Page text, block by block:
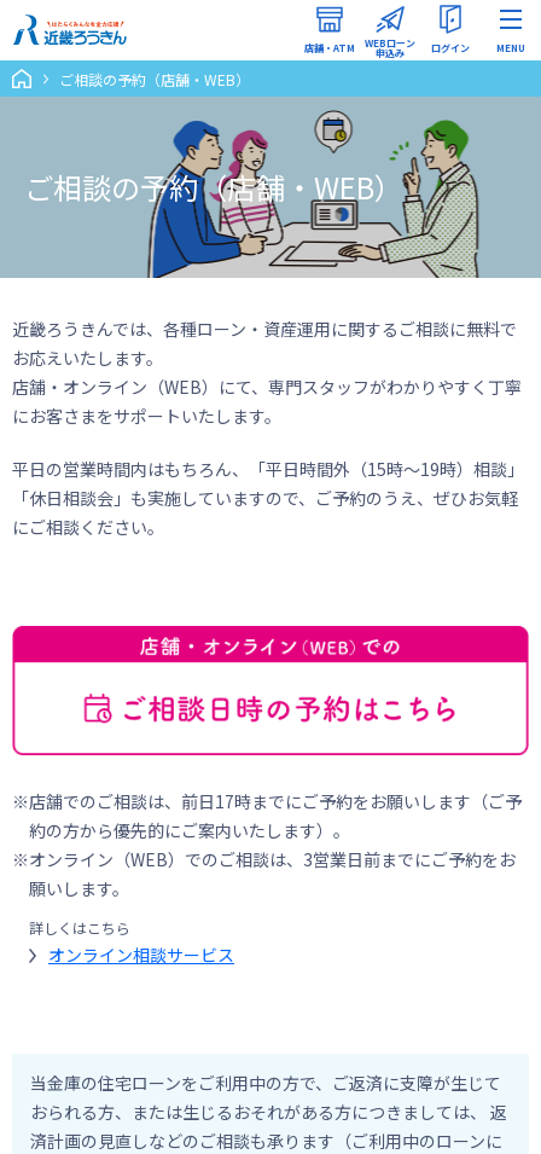
店舗・ATM WEBローン
申込み ログイン
インターネットバンキング
（ろうきんダイレクト）
WEBローン申込みマイページ
MENU
ご相談の予約（店舗・WEB）
ご相談の予約（店舗・WEB）
近畿ろうきんでは、各種ローン・資産運用に関するご相談に無料で
お応えいたします。
店舗・オンライン（WEB）にて、専門スタッフがわかりやすく丁寧
にお客さまをサポートいたします。
平日の営業時間内はもちろん、「平日時間外（15時～19時）相談」
「休日相談会」も実施していますので、ご予約のうえ、ぜひお気軽
にご相談ください。
店舗でのご相談は、前日17時までにご予約をお願いします（ご予
約の方から優先的にご案内いたします）。
オンライン（WEB）でのご相談は、3営業日前までにご予約をお
願いします。
詳しくはこちら
オンライン相談サービス
当金庫の住宅ローンをご利用中の方で、ご返済に支障が生じて
おられる方、または生じるおそれがある方につきましては、 返
済計画の見直しなどのご相談も承ります（ご利用中のローンに